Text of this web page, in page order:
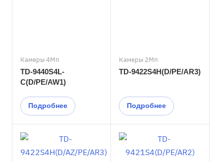
Камеры 4Мп
TD-9440S4L-
C(D/PE/AW1)
Подробнее
Камеры 2Мп
TD-9422S4H(D/PE/AR3)
Подробнее